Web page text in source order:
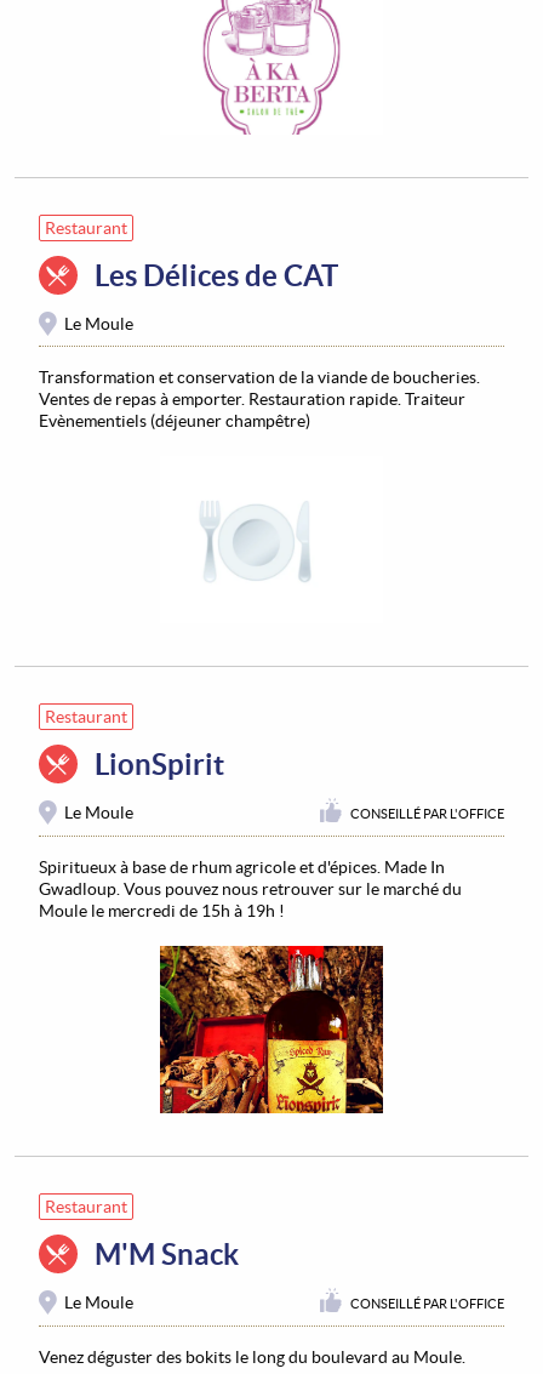
Restaurant
Les Délices de CAT
Le Moule
Transformation et conservation de la viande de boucheries.
Ventes de repas à emporter. Restauration rapide. Traiteur
Evènementiels (déjeuner champêtre)
Restaurant
LionSpirit
Le Moule CONSEILLÉ PAR L'OFFICE
Spiritueux à base de rhum agricole et d'épices. Made In
Gwadloup. Vous pouvez nous retrouver sur le marché du
Moule le mercredi de 15h à 19h !
Restaurant
M'M Snack
Le Moule CONSEILLÉ PAR L'OFFICE
Venez déguster des bokits le long du boulevard au Moule.